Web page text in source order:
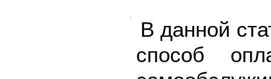
В данной
способ